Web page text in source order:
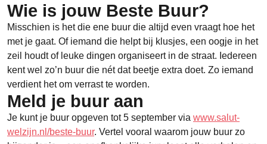
Wie is jouw Beste Buur?
Misschien is het die ene buur die altijd even vraagt hoe het
met je gaat. Of iemand die helpt bij klusjes, een oogje in het
zeil houdt of leuke dingen organiseert in de straat. Iedereen
kent wel zo’n buur die nét dat beetje extra doet. Zo iemand
verdient het om verrast te worden.
Meld je buur aan
Je kunt je buur opgeven tot 5 september via www.salut-
welzijn.nl/beste-buur. Vertel vooral waarom jouw buur zo